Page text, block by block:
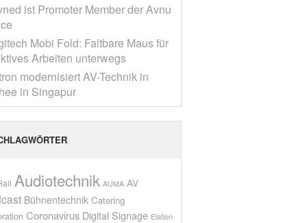
ist Promoter Member der Avnu
Mobi Fold: Faltbare Maus für
Arbeiten unterwegs
modernisiert AV-Technik in
in Singapur
Audiotechnik AUMA AV
Bühnentechnik Catering
Coronavirus Digital Signage Elation